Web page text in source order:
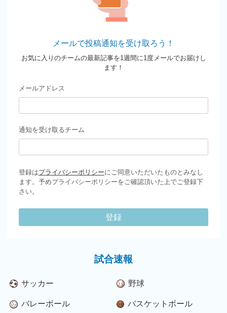
メールで投稿通知を受け取ろう！
お気に入りのチームの最新記事を1週間に1度メールでお届けし
ます！
メールアドレス
通知を受け取るチーム
登録はプライバシーポリシーにご同意いただいたものとみなし
ます。予めプライバシーポリシーをご確認頂いた上でご登録下
さい。
登録
試合速報
サッカー 野球
バレーボール バスケットボール